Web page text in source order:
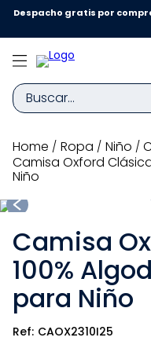
Despacho gratis por
Buscar...
ropa niño
Camisa Oxford
Niño
Camisa
100%
para Niño
CAOX2310I25
TÉRMINOS MÁS
1.
zapatillas niña
2.
4.
sandalias
5 .
sandalias niña
6.
bebe
7.
pijama